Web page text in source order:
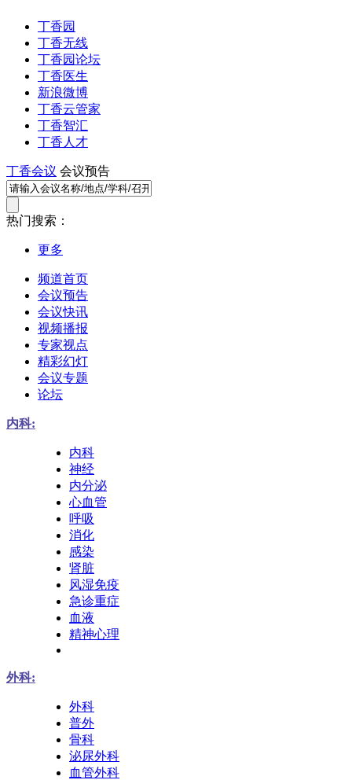
丁香园
丁香无线
丁香园论坛
丁香医生
新浪微博
丁香云管家
丁香智汇
丁香人才
丁香会议 会议预告
热门搜索：
更多
频道首页
会议预告
会议快讯
视频播报
专家视点
精彩幻灯
会议专题
论坛
内科:
内科
神经
内分泌
心血管
呼吸
消化
感染
肾脏
风湿免疫
急诊重症
血液
精神心理
外科:
外科
普外
骨科
泌尿外科
血管外科